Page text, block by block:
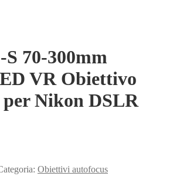
70‑300mm
VR Obiettivo
per Nikon DSLR
Obiettivi autofocus